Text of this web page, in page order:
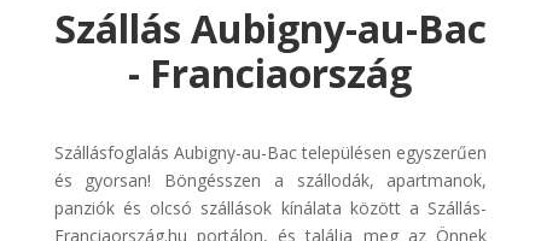
Repülőjegy
pénzvisszatérítéssel
Discover
Cars
Szállás Aubigny-au-Bac
- Franciaország
Szállásfoglalás Aubigny-au-Bac településen egyszerűen
és gyorsan! Böngésszen a szállodák, apartmanok,
panziók és olcsó szállások kínálata között a Szállás-
Franciaország.hu portálon, és találja meg az Önnek